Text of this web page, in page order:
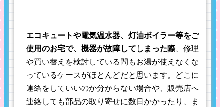
エコキュートや電気温水器、灯油ボイラー等をご
使用のお宅で、機器が故障してしまった際、修理
や買い替えを検討している間もお湯が使えなくな
っているケースがほとんどだと思います。どこに
連絡をしていいのか分からない場合や、販売店へ
連絡しても部品の取り寄せに数日かかったり、ま